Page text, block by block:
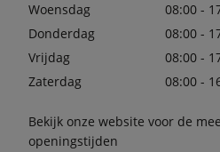
Woensdag
08:00 -
Donderdag
08:00 -
Vrijdag
08:00 -
Zaterdag
08:00 -
Bekijk onze website voor de
openingstijden